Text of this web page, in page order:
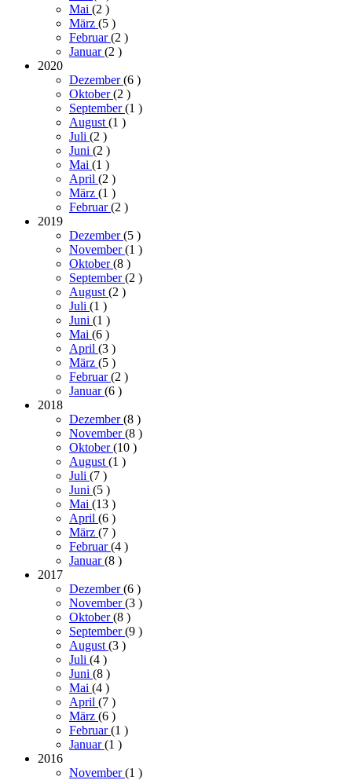
Mai (2 )
März (5 )
Februar(2 )
Januar(2 )
2020
Dezember(6 )
Oktober(2 )
September(1 )
August (1 )
Juli (2 )
Juni (2 )
Mai (1 )
April (2 )
März (1 )
Februar(2 )
2019
Dezember(5 )
November(1 )
Oktober(8 )
September(2 )
August (2 )
Juli (1 )
Juni (1 )
Mai (6 )
April (3 )
März (5 )
Februar(2 )
Januar(6 )
2018
Dezember(8 )
November(8 )
Oktober(10 )
August (1 )
Juli (7 )
Juni (5 )
Mai (13 )
April (6 )
März (7 )
Februar(4 )
Januar(8 )
2017
Dezember(6 )
November(3 )
Oktober(8 )
September(9 )
August (3 )
Juli (4 )
Juni (8 )
Mai (4 )
April (7 )
März (6 )
Februar(1 )
Januar(1 )
2016
November(1 )